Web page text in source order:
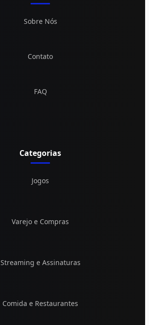
Sobre Nós
Contato
FAQ
Categorias
Jogos
Varejo e Compras
Streaming e Assinaturas
Comida e Restaurantes